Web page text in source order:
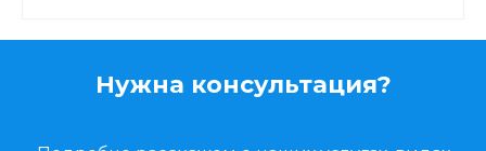
Нужна консультация?